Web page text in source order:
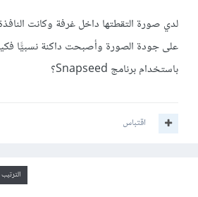
لدي صورة التقطتها داخل غرفة وكانت
على جودة الصورة وأصبحت داكنة نسبيًّا
باستخدام برنامج Snapseed؟
اقتباس